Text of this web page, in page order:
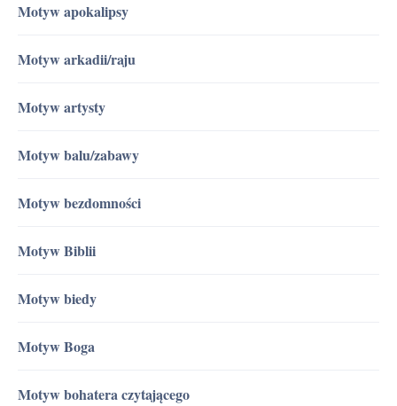
Motyw apokalipsy
Motyw arkadii/raju
Motyw artysty
Motyw balu/zabawy
Motyw bezdomności
Motyw Biblii
Motyw biedy
Motyw Boga
Motyw bohatera czytającego